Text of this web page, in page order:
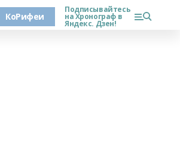
КоРифеи
Подписывайтесь
на Хронограф в
Яндекс. Дзен!